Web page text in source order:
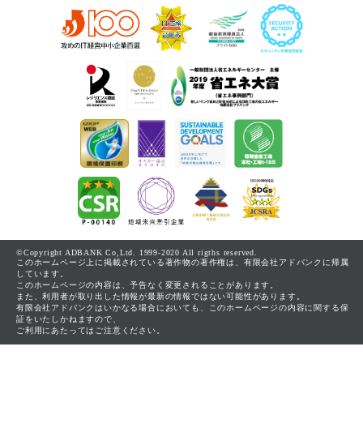
©Copyright ADBANK Co,Ltd. 1999-2020 All rigths reserved.
このホームページ上に掲載されている著作物の著作権は、有限会社アドバンクに帰属
しています。
このホームページの内容は、予告なく変更されることがあります。
また、利用者が取り出した情報が最新の情報ではない可能性があります。
有限会社アドバンクはいかなる場合においても、このホームページの内容に関する保
証をいたしかねますので、
ご利用にあたってはご注意ください。